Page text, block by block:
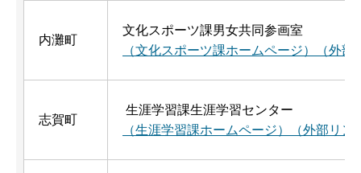
内灘町
文化スポーツ課男女共同参画室
（文化スポーツ課ホームページ）（外部
志賀町
生涯学習課生涯学習センター
（生涯学習課ホームページ）（外部リン